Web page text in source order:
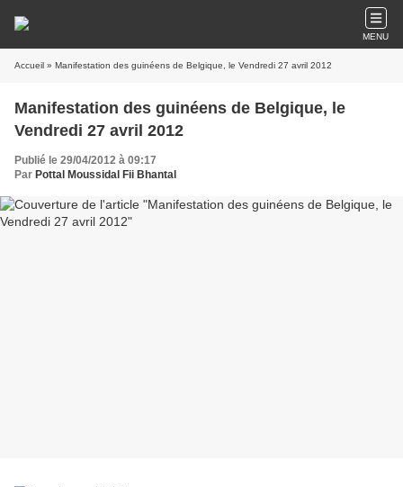
MENU
Accueil » Manifestation des guinéens de Belgique, le Vendredi 27 avril 2012
Manifestation des guinéens de Belgique, le
Vendredi 27 avril 2012
Publié le 29/04/2012 à 09:17
Par Pottal Moussidal Fii Bhantal